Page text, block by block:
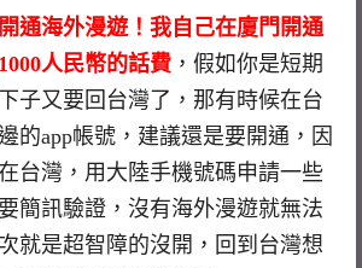
通海外漫遊！我自己在廈門開通
人民幣的話費 ，假如你是短期
子又要回台灣了，那有時候在台
的app帳號，建議還是要開通，因
台灣，用大陸手機號碼申請一些
簡訊驗證，沒有海外漫遊就無法
就是超智障的沒開，回到台灣想